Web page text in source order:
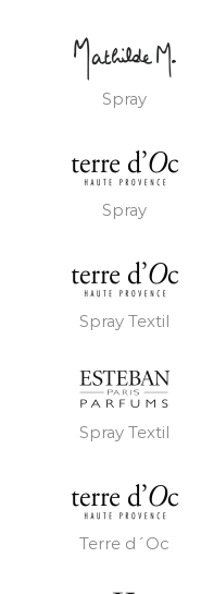
Spray
Spray
Spray Textil
Spray Textil
Terre d´Oc